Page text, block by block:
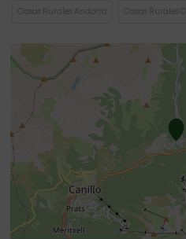
Casas Rurales Andorra Casas Rurales